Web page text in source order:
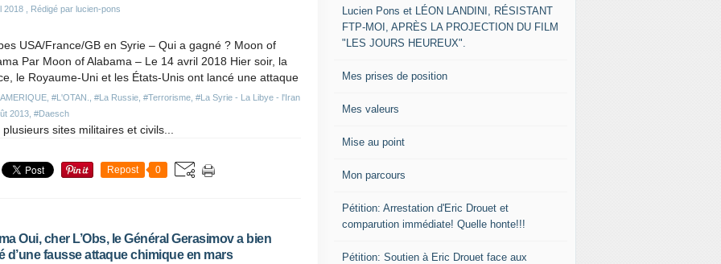
2018 , Rédigé par lucien-pons
#L'OTAN. #La Russie #Terrorisme #La Syrie - La Libye - l'Iran
2013 #Daesch
USA/France/GB en Syrie – Qui a gagné ? Moon of
Par Moon of Alabama – Le 14 avril 2018 Hier soir, la
le Royaume-Uni et les États-Unis ont lancé une attaque
sites militaires et civils...
Repost 0
Oui, cher L’Obs, le Général Gerasimov a bien
d’une fausse attaque chimique en mars
Lucien Pons et LÉON LANDINI, RÉSISTANT
FTP-MOI, APRÈS LA PROJECTION DU FILM
"LES JOURS HEUREUX".
Mes prises de position
Mes valeurs
Mise au point
Mon parcours
Pétition: Arrestation d'Eric Drouet et
comparution immédiate! Quelle honte!!!
Pétition: Soutien à Eric Drouet face aux